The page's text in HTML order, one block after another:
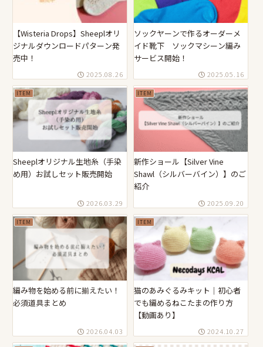
【Wisteria Drops】Sheeplオリ
ジナルダウンロードパターン発
売中！
2025.08.26
ソックヤーンで作るオーダーメ
イド靴下 ソックマシーン編み
サービス開始！
2025.05.16
ITEM
Sheeplオリジナル生地糸（手染
め用）お試しセット販売開始
2026.03.29
ITEM
新作ショール【Silver Vine
Shawl（シルバーバイン）】のご
紹介
2025.09.20
ITEM
編み物を始める前に揃えたい！
必須道具まとめ
2026.04.03
ITEM
猫のあみぐるみキット｜初心者
でも編めるねこたまの作り方
【動画あり】
2024.10.27